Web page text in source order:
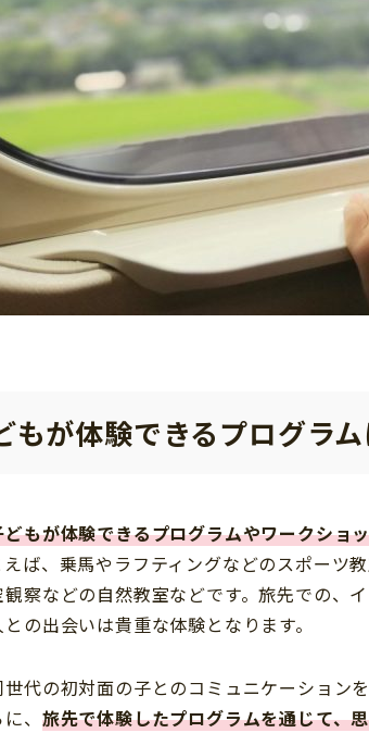
もが体験できるプログラ
もが体験できるプログラムやワークショ
えば、乗馬やラフティングなどのスポーツ
察などの自然教室などです。旅先での、
の出会いは貴重な体験となります。
世代の初対面の子とのコミュニケーション
、 旅先で体験したプログラムを通じて、